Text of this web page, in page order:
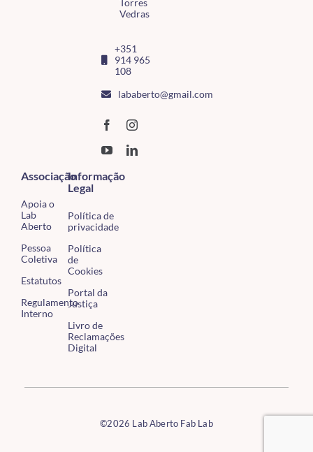
Vedras
+351
914 965
108
lababerto@gmail.com
Associação
Apoia o
Lab
Aberto
Pessoa
Coletiva
Estatutos
Regulamento
Interno
Informação
Legal
Política de
privacidade
Política
de
Cookies
Portal da
Justiça
Livro de
Reclamações
Digital
©2026 Lab Aberto Fab Lab